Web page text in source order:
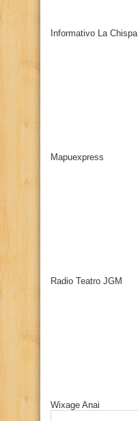
Informativo La Chispa
Mapuexpress
Radio Teatro JGM
Wixage Anai